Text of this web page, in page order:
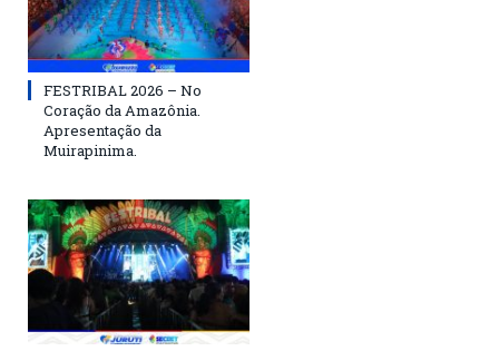
FESTRIBAL 2026 – No
Coração da Amazônia.
Apresentação da
Muirapinima.